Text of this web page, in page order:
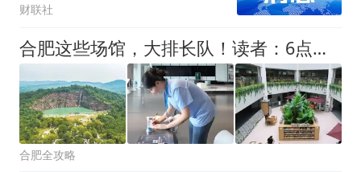
财联社
合肥这些场馆，大排长队！读者：6点就来了
合肥全攻略